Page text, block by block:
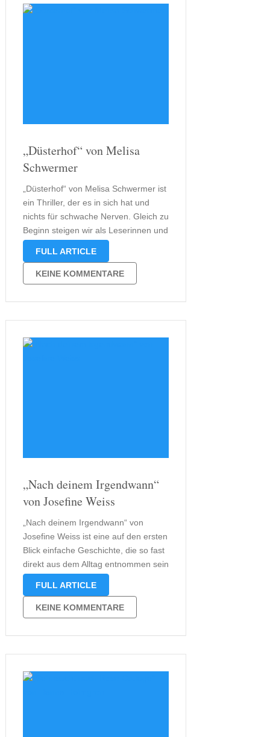
„Düsterhof“ von Melisa
Schwermer
„Düsterhof“ von Melisa Schwermer ist
ein Thriller, der es in sich hat und
nichts für schwache Nerven. Gleich zu
Beginn steigen wir als Leserinnen und
Leser mit einem Mord in die
blutige Teil fürs erste vorbei.
Stattdessen lernen wir Felix Hertzlich
kennen. …
FULL ARTICLE
KEINE KOMMENTARE
„Nach deinem Irgendwann“
von Josefine Weiss
„Nach deinem Irgendwann“ von
Josefine Weiss ist eine auf den ersten
Blick einfache Geschichte, die so fast
direkt aus dem Alltag entnommen sein
könnte. Anzumerken ist, dass ich mir
anderes vorgestellt hatte. Meine
Erwartungen konnte das Buch somit
nicht erfüllen, was …
FULL ARTICLE
KEINE KOMMENTARE